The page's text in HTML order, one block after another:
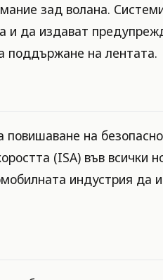
зад волана.
и да издават
поддържане на лентата.
на
(ISA) във всички
индустрия да